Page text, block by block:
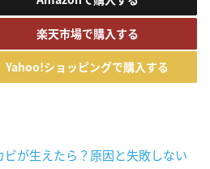
楽天市場で購入する
Yahoo!ショッピングで購入する
が生えたら？原因と失敗しない